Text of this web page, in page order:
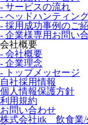
- サービスの流れ
- ヘッドハンティン
- 採用成功事例のご
- 企業様専用お問い
会社概要
- 会社概要
- 企業理念
- トップメッセージ
自社採用情報
個人情報保護方針
利用規約
お問い合わせ
株式会社itk 飲食業/